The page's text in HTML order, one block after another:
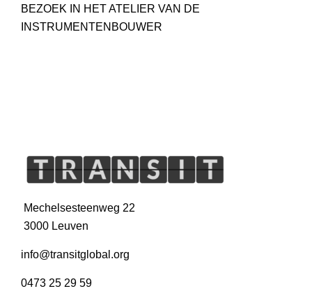
BEZOEK IN HET ATELIER VAN DE
INSTRUMENTENBOUWER
Mechelsesteenweg 22
3000 Leuven
info@transitglobal.org
0473 25 29 59